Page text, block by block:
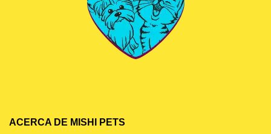
ACERCA DE MISHI PETS